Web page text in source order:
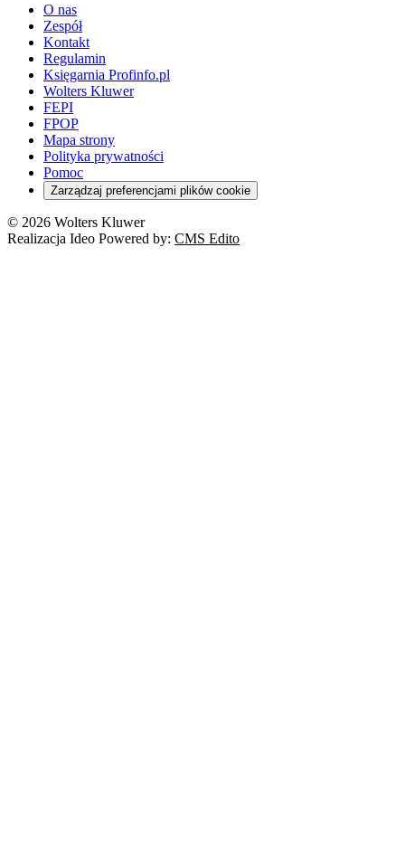
O nas
Zespół
Kontakt
Regulamin
Księgarnia Profinfo.pl
Wolters Kluwer
FEPI
FPOP
Mapa strony
Polityka prywatności
Pomoc
Zarządzaj preferencjami plików cookie
© 2026 Wolters Kluwer
Realizacja Ideo Powered by: CMS Edito